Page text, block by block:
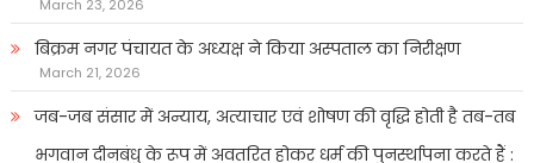
March 23, 2026
बिक्रम नगर पंचायत के अध्यक्ष ने किया अस्पताल का निरीक्षण
March 21, 2026
जब-जब संसार में अन्याय, अत्याचार एवं शोषण की वृद्धि होती है तब-तब
भगवान दीनबंधु के रूप में अवतरित होकर धर्म की पुनर्स्थापना करते हैं :